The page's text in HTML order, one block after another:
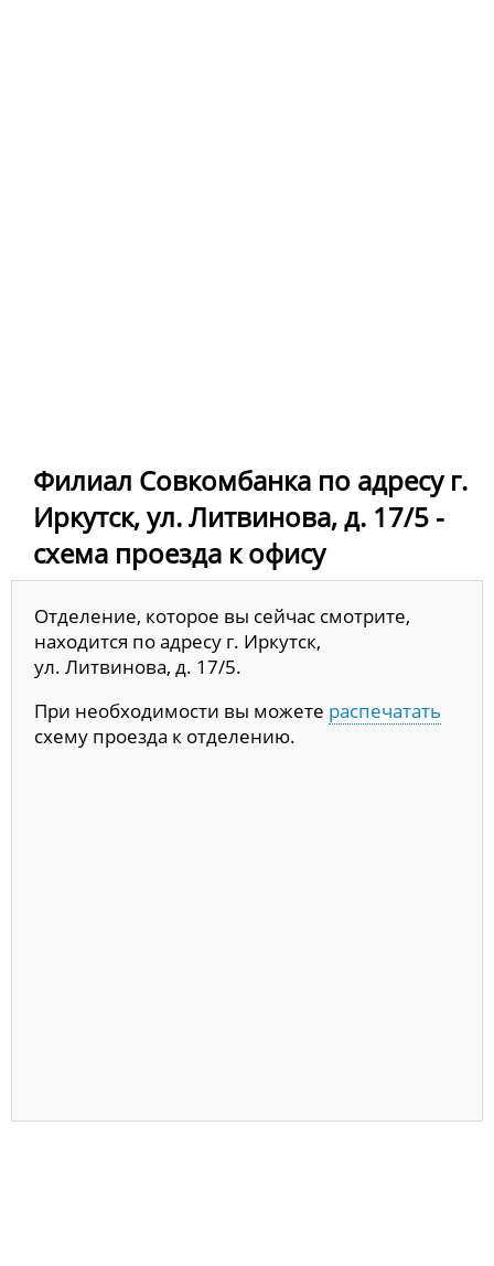
Филиал Совкомбанка по адресу г.
Иркутск, ул. Литвинова, д. 17/5 -
схема проезда к офису
Отделение, которое вы сейчас смотрите,
находится по адресу г. Иркутск,
ул. Литвинова, д. 17/5.
При необходимости вы можете распечатать
схему проезда к отделению.